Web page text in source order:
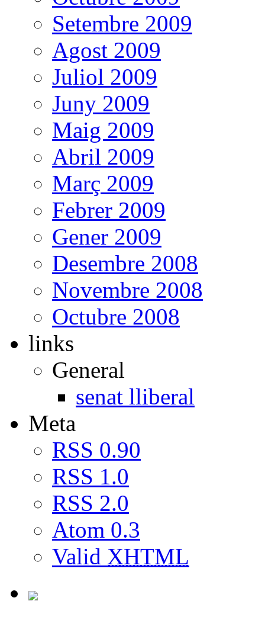
Setembre 2009
Agost 2009
Juliol 2009
Juny 2009
Maig 2009
Abril 2009
Març 2009
Febrer 2009
Gener 2009
Desembre 2008
Novembre 2008
Octubre 2008
links
General
senat lliberal
Meta
RSS 0.90
RSS 1.0
RSS 2.0
Atom 0.3
Valid XHTML